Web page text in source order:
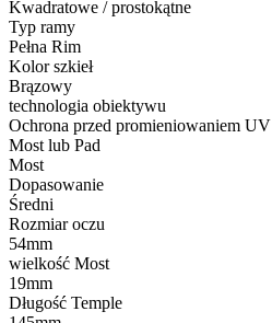
Kwadratowe / prostokątne
Typ ramy
Pełna Rim
Kolor szkieł
Brązowy
technologia obiektywu
Ochrona przed promieniowaniem UV
Most lub Pad
Most
Dopasowanie
Średni
Rozmiar oczu
54mm
wielkość Most
19mm
Długość Temple